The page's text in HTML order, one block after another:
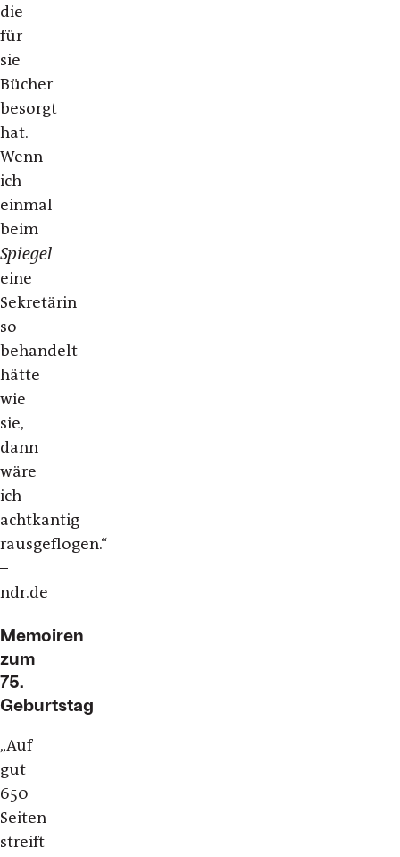
die
für
sie
Bücher
besorgt
hat.
Wenn
ich
einmal
beim
Spiegel
eine
Sekretärin
so
behandelt
hätte
wie
sie,
dann
wäre
ich
achtkantig
rausgeflogen.“
–
ndr.de
Memoiren
zum
75.
Geburtstag
„Auf
gut
650
Seiten
streift